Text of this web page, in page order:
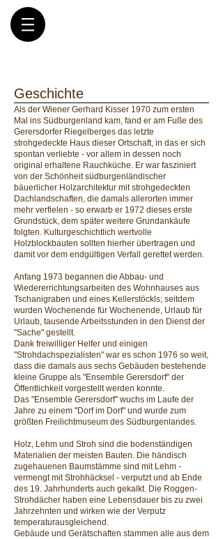
Geschichte
Als der Wiener Gerhard Kisser 1970 zum ersten
Mal ins Südburgenland kam, fand er am Fuße des
Gerersdorfer Riegelberges das letzte
strohgedeckte Haus dieser Ortschaft, in das er sich
spontan verliebte - vor allem in dessen noch
original erhaltene Rauchküche. Er war fasziniert
von der Schönheit südburgenländischer
bäuerlicher Holzarchitektur mit strohgedeckten
Dachlandschaften, die damals allerorten immer
mehr verfielen - so erwarb er 1972 dieses erste
Grundstück, dem später weitere Grundankäufe
folgten. Kulturgeschichtlich wertvolle
Holzblockbauten sollten hierher übertragen und
damit vor dem endgültigen Verfall gerettet werden.
Anfang 1973 begannen die Abbau- und
Wiedererrichtungsarbeiten des Wohnhauses aus
Tschanigraben und eines Kellerstöckls; seitdem
wurden Wochenende für Wochenende, Urlaub für
Urlaub, tausende Arbeitsstunden in den Dienst der
"Sache" gestellt.
Dank freiwilliger Helfer und einigen
"Strohdachspezialisten" war es schon 1976 so weit,
dass die damals aus sechs Gebäuden bestehende
kleine Gruppe als "Ensemble Gerersdorf" der
Öffentlichkeit vorgestellt werden konnte.
Das "Ensemble Gerersdorf" wuchs im Laufe der
Jahre zu einem "Dorf im Dorf" und wurde zum
größten Freilichtmuseum des Südburgenlandes.
Holz, Lehm und Stroh sind die bodenständigen
Materialien der meisten Bauten. Die händisch
zugehauenen Baumstämme sind mit Lehm -
vermengt mit Strohhäcksel - verputzt und ab Ende
des 19. Jahrhunderts auch gekalkt. Die Roggen-
Strohdächer haben eine Lebensdauer bis zu zwei
Jahrzehnten und wirken wie der Verputz
temperaturausgleichend.
Gebäude und Gerätschaften stammen alle aus dem